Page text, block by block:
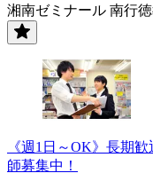
湘南ゼミナール 南行
《週1日～OK》長期
師募集中！